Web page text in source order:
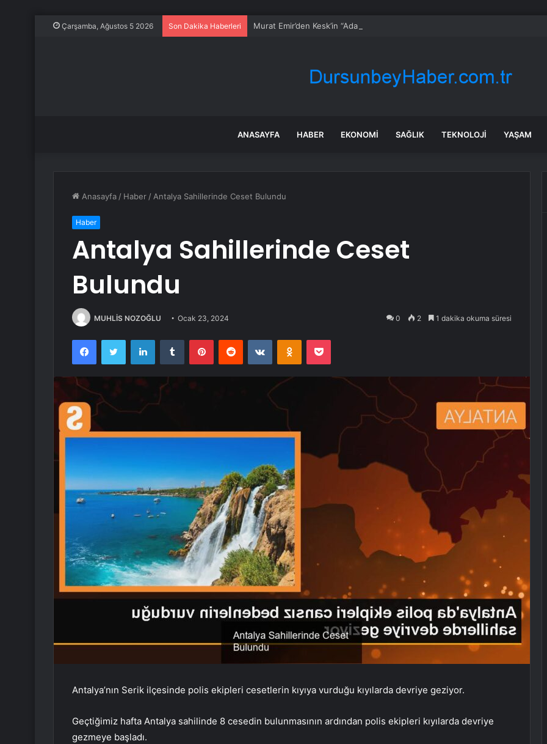
Çarşamba, Ağustos 5 2026 Son Dakika Haberleri Murat Emir’den Kesk’in “Adalet Nöbeti”Ne Destek: “Bu Zulme, Bu Zalimlere
ANASAYFA HABER EKONOMI SAĞLIK TEKNOLOJI YAŞAM
Anasayfa / Haber / Antalya Sahillerinde Ceset Bulundu
Haber
Antalya Sahillerinde Ceset
Bulundu
MUHLİS NOZOĞLU Ocak 23, 2024 0 2 1 dakika okuma süresi
FacebookTwitter LinkedInTumblr PinterestReddit VKontakteOdnoklassniki
Pocket
Antalya’nın Serik ilçesinde polis ekipleri cesetlerin kıyıya vurduğu kıyılarda devriye geziyor.
Geçtiğimiz hafta Antalya sahilinde 8 cesedin bulunmasının ardından polis ekipleri kıyılarda devriye
gezmeye başladı.